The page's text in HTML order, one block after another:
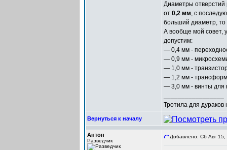
Диаметры отверстий
от 0,2 мм, с
больший диаметр,
А вообще мой совет,
допустим:
— 0,4 мм -
— 0,9 мм -
— 1,0 мм -
— 1,2 мм -
— 3,0 мм - винты для
Тротила для
Вернуться к началу
Антон
Разведчик
Добавлено: Сб Авг